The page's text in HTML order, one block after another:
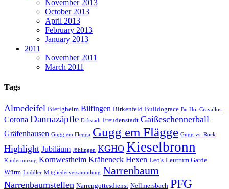
November 2013
October 2013
April 2013
February 2013
January 2013
2011
November 2011
March 2011
Tags
Almedeifel Bietigheim Bilfingen Birkenfeld Bulldograce Bü Hoi Cravallos
Corona Dannazäpfle Erftstadt Freudenstadt Gaißeschennerball
Gräfenhausen Gugg em Fleggä Gugg em Flägge Gugg vs. Rock
Highlight Jubiläum Jöhlingen KGHO Kieselbronn
Kinderumzug Kornwestheim Kräheneck Hexen Leo's Leutrum Garde
Würm Loddler Mitgliederversammlung Narrenbaum
Narrenbaumstellen Narrengottesdienst Nellmersbach PFG